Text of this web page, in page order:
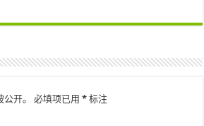
开。 必填项已用* 标注